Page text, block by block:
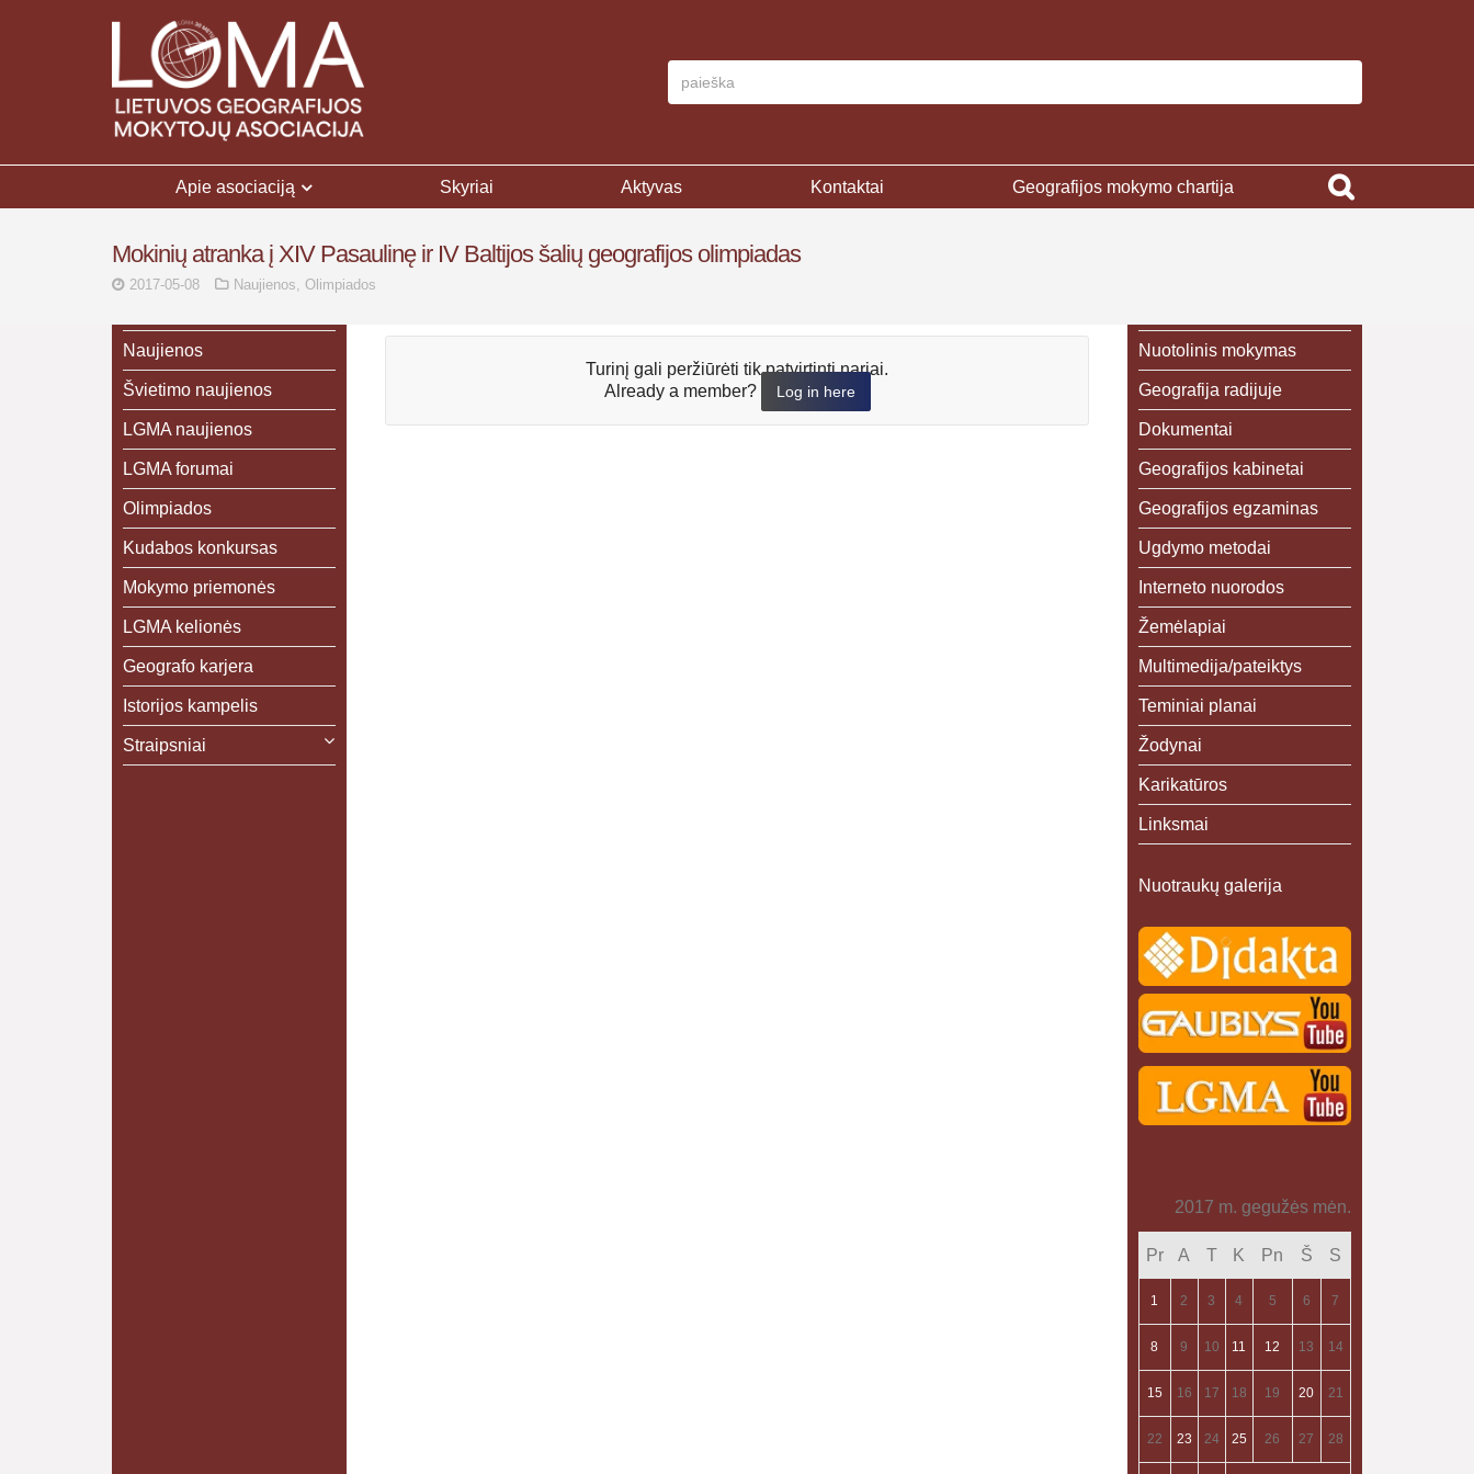
Apie asociaciją Skyriai Aktyvas Kontaktai Geografijos mokymo chartija
Mokinių atranka į XIV Pasaulinę ir IV Baltijos šalių geografijos olimpiadas
2017-05-08 Naujienos, Olimpiados
Turinį gali peržiūrėti tik patvirtinti nariai.
Already a member?
Log in here
Naujienos
Švietimo naujienos
LGMA naujienos
LGMA forumai
Olimpiados
Kudabos konkursas
Mokymo priemonės
LGMA kelionės
Geografo karjera
Istorijos kampelis
Straipsniai
Nuotolinis mokymas
Geografija radijuje
Dokumentai
Geografijos kabinetai
Geografijos egzaminas
Ugdymo metodai
Interneto nuorodos
Žemėlapiai
Multimedija/pateiktys
Teminiai planai
Žodynai
Karikatūros
Linksmai
Nuotraukų galerija
2017 m. gegužės mėn.
Pr A T K Pn Š S
1 2 3 4 5 6 7
8 9 10 11 12 13 14
15 16 17 18 19 20 21
22 23 24 25 26 27 28